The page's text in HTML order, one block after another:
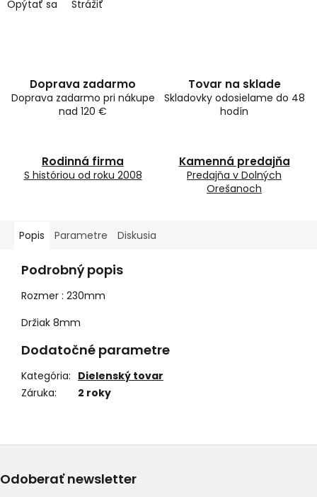
Opýtať sa Strážiť
Doprava zadarmo
Doprava zadarmo pri nákupe
nad 120 €
Tovar na sklade
Skladovky odosielame do 48
hodín
Rodinná firma
S históriou od roku 2008
Kamenná predajňa
Predajňa v Dolných
Orešanoch
Popis Parametre Diskusia
Podrobný popis
Rozmer : 230mm
Držiak 8mm
Dodatočné parametre
Kategória: Dielenský tovar
Záruka: 2 roky
Odoberať newsletter